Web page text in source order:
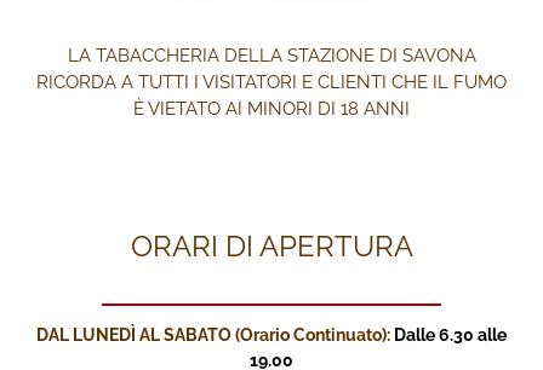
LA TABACCHERIA DELLA STAZIONE DI SAVONA
RICORDA A TUTTI I VISITATORI E CLIENTI CHE IL FUMO
È VIETATO AI MINORI DI 18 ANNI
ORARI DI APERTURA
DAL LUNEDÌ AL SABATO (Orario Continuato): Dalle 6.30 alle
19.00